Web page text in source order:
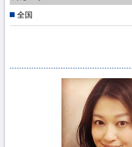
全国